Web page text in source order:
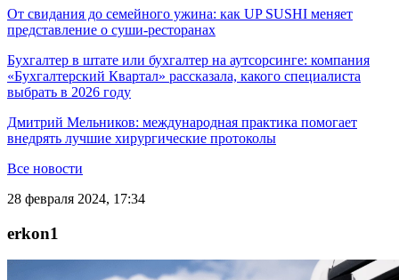
От свидания до семейного ужина: как UP SUSHI меняет
представление о суши-ресторанах
Бухгалтер в штате или бухгалтер на аутсорсинге: компания
«Бухгалтерский Квартал» рассказала, какого специалиста
выбрать в 2026 году
Дмитрий Мельников: международная практика помогает
внедрять лучшие хирургические протоколы
Все новости
28 февраля 2024, 17:34
erkon1